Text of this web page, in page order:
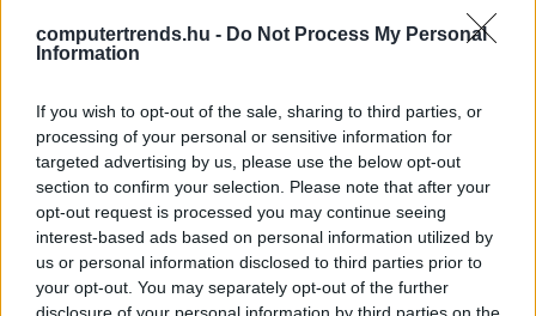
computertrends.hu - Do Not Process My Personal
Information
If you wish to opt-out of the sale, sharing to third parties, or
processing of your personal or sensitive information for
targeted advertising by us, please use the below opt-out
section to confirm your selection. Please note that after your
opt-out request is processed you may continue seeing
interest-based ads based on personal information utilized by
us or personal information disclosed to third parties prior to
your opt-out. You may separately opt-out of the further
disclosure of your personal information by third parties on the
számítógépükről. A posztok alapján az valószínűsíthető,
hogy azok szembesültek a problémával, akik az egy évvel
verzióról frissítettek a Windows Update-en keresztül az
October 2018 Update-re. Dokumentumok, képek, videók
és zenefájlok törlődtek minden előzetes figyelmeztetés
nélkül. Bár a telepítés során létrehozott Windows.old
mappa révén vissza lehet térni az előző Windows-
verzióra, a szóban forgó fájlokról nem készült mentés.